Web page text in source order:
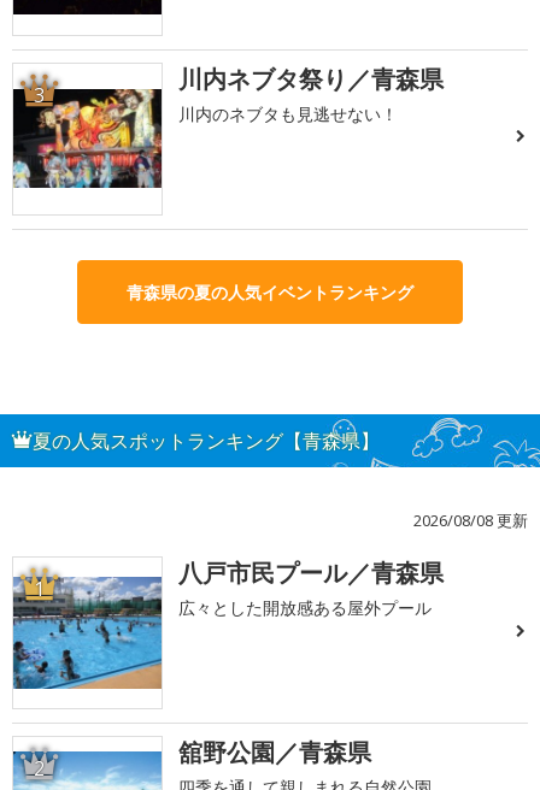
3 川内ネブタ祭り／青森県
川内のネブタも見逃せない！
青森県の夏の人気イベントランキング
夏の人気スポットランキング【青森県】
2026/08/08 更新
1 八戸市民プール／青森県
広々とした開放感ある屋外プール
2 舘野公園／青森県